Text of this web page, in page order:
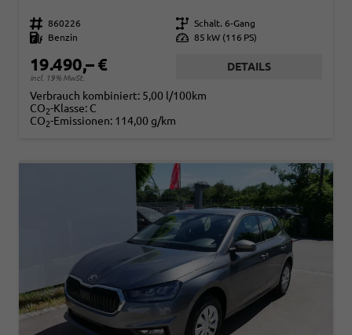
Fahrzeugnr. 860226 Getriebe Schalt. 6-Gang
Kraftstoff
Benzin Leistung 85 kW (116 PS)
19.490,– €
incl. 19% MwSt.
DETAILS
Verbrauch kombiniert: 5,00 l/100km
CO2-Klasse: C
CO2-Emissionen: 114,00 g/km